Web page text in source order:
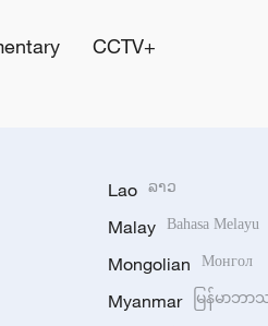
CCTV+
Lao ລາວ
Malay Bahasa Melayu
Mongolian Монгол
Myanmar မြန်မာဘာ